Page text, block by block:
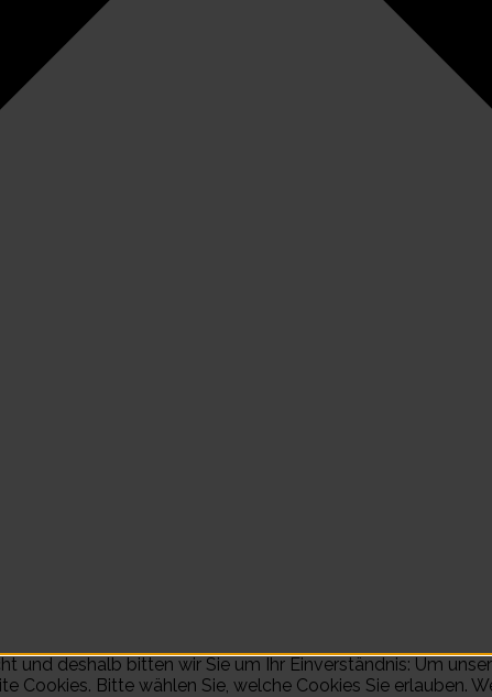
und deshalb bitten wir Sie um Ihr Einverständnis: Um
Cookies. Bitte wählen Sie, welche Cookies Sie erlauben.